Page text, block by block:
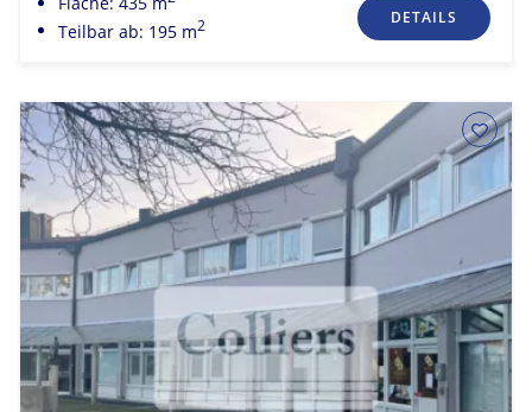
Teilbar ab: 195 m2 DETAILS